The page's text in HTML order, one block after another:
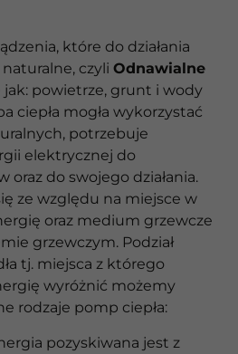
które do działania
czyli Odnawialne
jak: powietrze, grunt i wody
ciepła mogła wykorzystać
potrzebuje
elektrycznej do
oraz do swojego działania.
ze względu na miejsce w
oraz medium grzewcze
grzewczym. Podział
tj. miejsca z którego
wyróżnić możemy
rodzaje pomp ciepła:
pozyskiwana jest z